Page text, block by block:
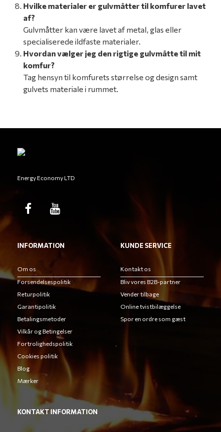
Hvilke materialer er gulvmåtter til komfurer lavet
af?
Gulvmåtter kan være lavet af metal, glas eller
specialiserede ildfaste materialer.
Hvordan vælger jeg den rigtige gulvmåtte til mit
komfur?
Tag hensyn til komfurets størrelse og design samt
gulvets materiale i rummet.
Energy Economy LTD
INFORMATION
Om os
Forsendelsespolitik
Returpolitik
Garantipolitik
Betalingsmetoder
Vilkår og Betingelser
Fortrolighedspolitik
Cookies politik
Blog
Mærker
KUNDE SERVICE
Kontakt os
Bliv vores B2B-partner
Vender tilbage
Online tvistbilæggelse
Spor en ordre som gæst
KONTAKT INFORMATION